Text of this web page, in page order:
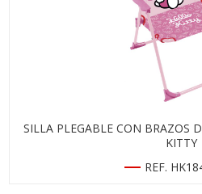
SILLA PLEGABLE CON BRAZOS
KITTY
REF.